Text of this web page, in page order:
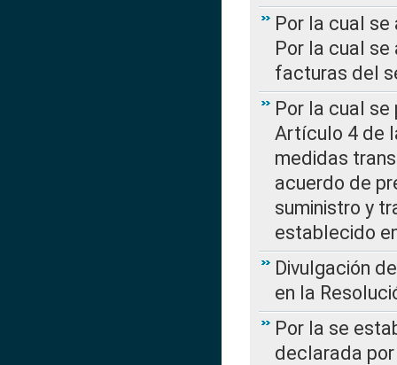
Por la cual se
Por la cual
facturas del
Por la cual
Artículo 4 de
medidas
acuerdo de
suministro y
establecido
Divulgación
en la
Por la se
declarada